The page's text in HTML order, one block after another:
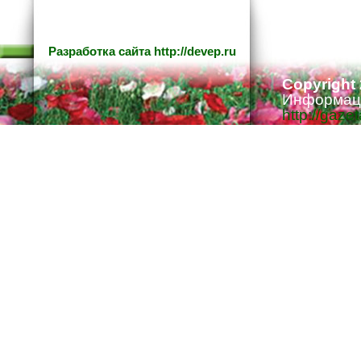
Разработка сайта http://devep.ru
Copyright
http://